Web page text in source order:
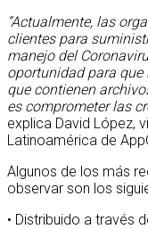
“Actualmente, las
clientes para
manejo del
oportunidad para
que contienen
es comprometer las
explica David López,
Latinoamérica de
Algunos de los más
observar son los
• Distribuido a través